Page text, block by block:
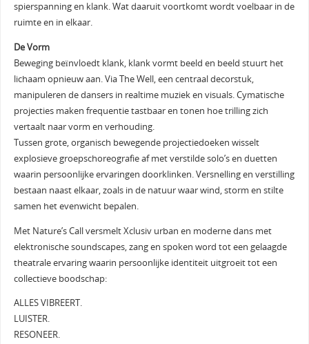
spierspanning en klank. Wat daaruit voortkomt wordt voelbaar in de
ruimte en in elkaar.
De Vorm
Beweging beïnvloedt klank, klank vormt beeld en beeld stuurt het
lichaam opnieuw aan. Via The Well, een centraal decorstuk,
manipuleren de dansers in realtime muziek en visuals. Cymatische
projecties maken frequentie tastbaar en tonen hoe trilling zich
vertaalt naar vorm en verhouding.
Tussen grote, organisch bewegende projectiedoeken wisselt
explosieve groepschoreografie af met verstilde solo’s en duetten
waarin persoonlijke ervaringen doorklinken. Versnelling en verstilling
bestaan naast elkaar, zoals in de natuur waar wind, storm en stilte
samen het evenwicht bepalen.
Met Nature’s Call versmelt Xclusiv urban en moderne dans met
elektronische soundscapes, zang en spoken word tot een gelaagde
theatrale ervaring waarin persoonlijke identiteit uitgroeit tot een
collectieve boodschap:
ALLES VIBREERT.
LUISTER.
RESONEER.